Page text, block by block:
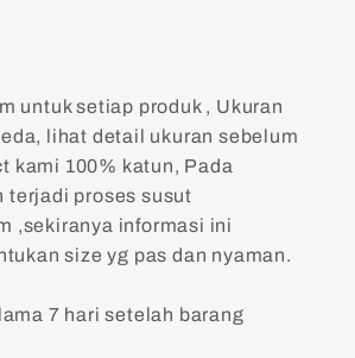
untuk setiap produk , Ukuran
lihat detail ukuran sebelum
kami 100% katun, Pada
terjadi proses susut
,sekiranya informasi ini
size yg pas dan nyaman.
7 hari setelah barang